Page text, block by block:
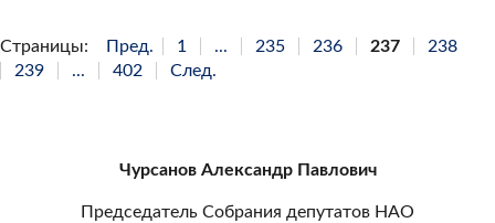
Страницы: Пред. 1 ... 235 236 237
238
239
... 402 След.
Чурсанов Александр Павлович
Председатель Собрания депутатов НАО